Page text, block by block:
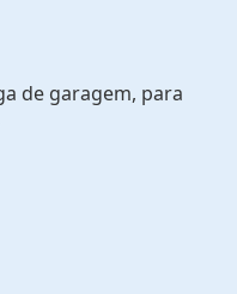
de garagem, para